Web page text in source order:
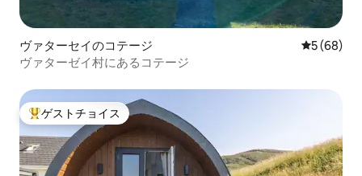
ヴァターセイのコテージ レビュー
5 (68)
ヴァターゼイ村にあるコテージ
大好評のゲストチョイスです。
ゲストチョイス